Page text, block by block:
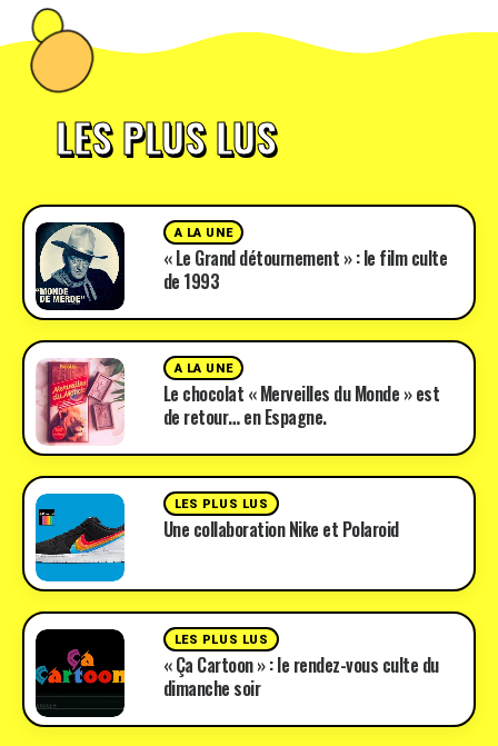
LES PLUS LUS
A LA UNE
« Le Grand détournement » : le film culte
de 1993
A LA UNE
Le chocolat « Merveilles du Monde » est
de retour… en Espagne.
LES PLUS LUS
Une collaboration Nike et Polaroid
LES PLUS LUS
« Ça Cartoon » : le rendez-vous culte du
dimanche soir